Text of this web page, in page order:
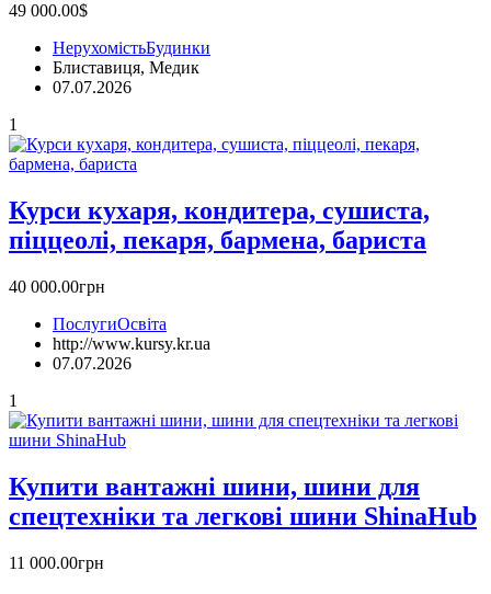
49 000.00$
НерухомістьБудинки
Блиставиця, Медик
07.07.2026
1
Курси кухаря, кондитера, сушиста,
піццеолі, пекаря, бармена, бариста
40 000.00грн
ПослугиОсвіта
http://www.kursy.kr.ua
07.07.2026
1
Купити вантажні шини, шини для
спецтехніки та легкові шини ShinaHub
11 000.00грн